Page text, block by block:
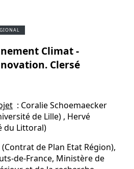
Climat -
Clersé
: Coralie Schoemaecker
de Lille) , Hervé
du Littoral)
(Contrat de Plan Etat Région),
de-France, Ministère de